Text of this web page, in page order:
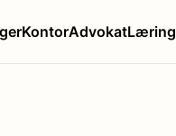
KontorAdvokatLæring